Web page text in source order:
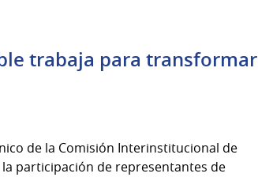
trabaja para transformar
de la Comisión Interinstitucional de
participación de representantes de